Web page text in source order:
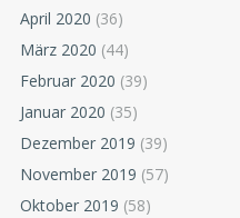
April 2020 (36)
März 2020 (44)
Februar 2020 (39)
Januar 2020 (35)
Dezember 2019 (39)
November 2019 (57)
Oktober 2019 (58)